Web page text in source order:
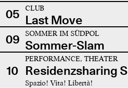
05 CLUB
Last Move
09
SOMMER IM SÜDPOL
Sommer-Slam
10
PERFORMANCE, THEATER
Residenzsharing
Spazio! Vita! Libertà!